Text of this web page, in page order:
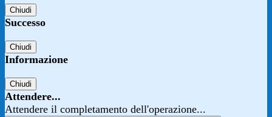
Chiudi
Successo
Chiudi
Informazione
Chiudi
Attendere...
Attendere il completamento dell'operazione...